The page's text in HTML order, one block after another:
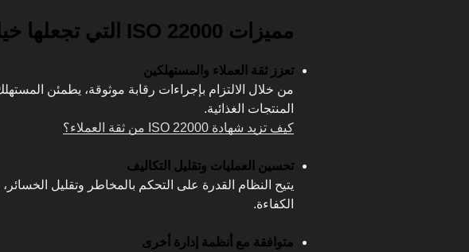
مميزات ISO 22000 التي تجعلها خيارك الأول
تعزز ثقة العملاء والمستهلكين
من خلال الالتزام بإجراءات رقابة موثوقة، يطمئن
المنتجات الغذائية.
كيف تزيد شهادة ISO 22000 من ثقة العملاء؟
تحسين العمليات وتقليل التكاليف
يتيح النظام القدرة على التحكم بالمخاطر وتقليل
الكفاءة.
متوافقة مع أنظمة إدارة أخرى